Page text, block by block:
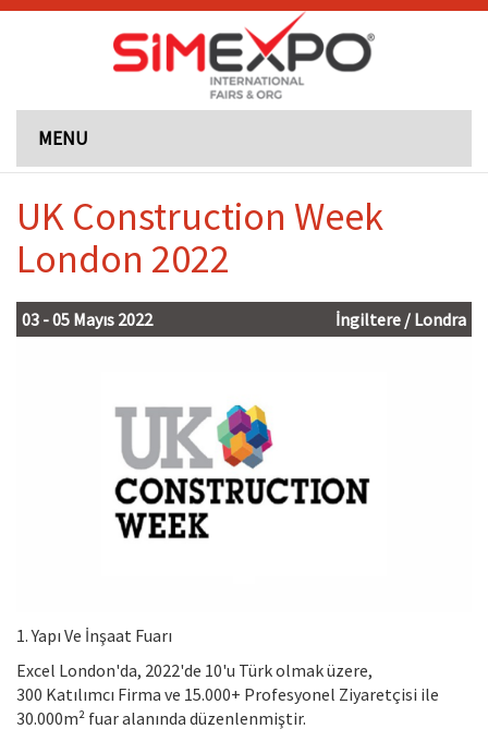
MENU
UK Construction Week
London 2022
03 - 05 Mayıs 2022 İngiltere / Londra
1. Yapı Ve İnşaat Fuarı
Excel London'da, 2022'de 10'u Türk olmak üzere,
300 Katılımcı Firma ve 15.000+ Profesyonel Ziyaretçisi ile
30.000m² fuar alanında düzenlenmiştir.